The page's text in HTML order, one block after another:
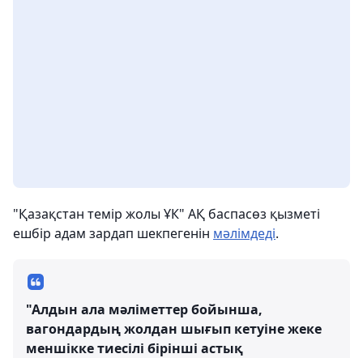
"Қазақстан темір жолы ҰК" АҚ баспасөз қызметі
ешбір адам зардап шекпегенін мәлімдеді.
"Алдын ала мәліметтер бойынша,
вагондардың жолдан шығып кетуіне жеке
меншікке тиесілі бірінші астық